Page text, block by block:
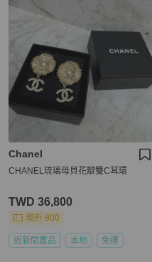
Chanel
CHANEL琉璃母貝花瓣雙C耳環
TWD 36,800
現折 800
近新閒置品 本地 免運